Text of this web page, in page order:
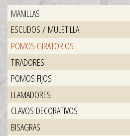
MANILLAS
ESCUDOS / MULETILLA
POMOS GIRATORIOS
TIRADORES
POMOS FIJOS
LLAMADORES
CLAVOS DECORATIVOS
BISAGRAS